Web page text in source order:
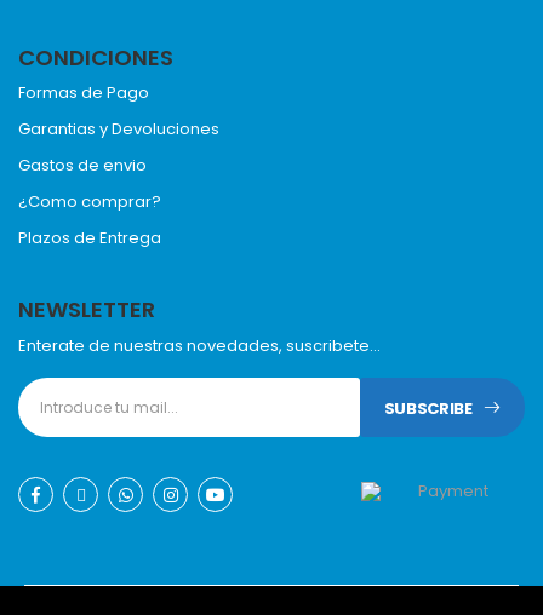
CONDICIONES
Formas de Pago
Garantias y Devoluciones
Gastos de envio
¿Como comprar?
Plazos de Entrega
NEWSLETTER
Enterate de nuestras novedades, suscribete...
SUBSCRIBE